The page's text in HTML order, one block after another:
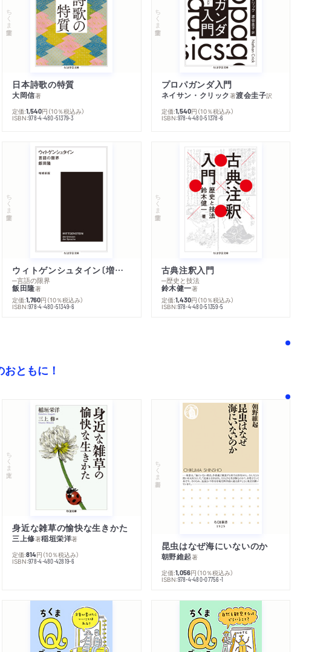
ちくま学芸文庫
日本詩歌の特質
大岡信著
定価:1,540円 （10％税込み）
ISBN:978-4-480-51379-3
ちくま学芸文庫
プロパガンダ入門
ネイサン・クリック著渡会圭子訳
定価:1,540円 （10％税込み）
ISBN:978-4-480-51378-6
ちくま学芸文庫
ウィトゲンシュタイン〔増補新版〕
─言語の限界
飯田隆著
定価:1,760円 （10％税込み）
ISBN:978-4-480-51349-6
ちくま学芸文庫
古典注釈入門
─歴史と技法
鈴木健一著
定価:1,430円 （10％税込み）
ISBN:978-4-480-51359-5
ともに！
ちくま文庫
身近な雑草の愉快な生きかた
三上修著稲垣栄洋著
定価:814円 （10％税込み）
ISBN:978-4-480-42819-6
ちくま新書
昆虫はなぜ海にいないのか
朝野維起著
定価:1,056円 （10％税込み）
ISBN:978-4-480-07756-1